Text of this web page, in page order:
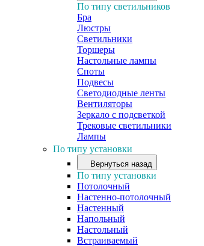
По типу светильников
Бра
Люстры
Светильники
Торшеры
Настольные лампы
Споты
Подвесы
Светодиодные ленты
Вентиляторы
Зеркало с подсветкой
Трековые светильники
Лампы
По типу установки
Вернуться назад
По типу установки
Потолочный
Настенно-потолочный
Настенный
Напольный
Настольный
Встраиваемый